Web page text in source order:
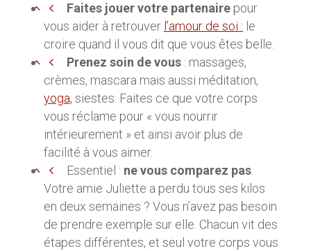
Faites jouer votre partenaire pour
vous aider à retrouver l’amour de soi : le
croire quand il vous dit que vous êtes belle.
Prenez soin de vous : massages,
crèmes, mascara mais aussi méditation,
yoga, siestes. Faites ce que votre corps
vous réclame pour « vous nourrir
intérieurement » et ainsi avoir plus de
facilité à vous aimer.
Essentiel : ne vous comparez pas.
Votre amie Juliette a perdu tous ses kilos
en deux semaines ? Vous n’avez pas besoin
de prendre exemple sur elle. Chacun vit des
étapes différentes, et seul votre corps vous